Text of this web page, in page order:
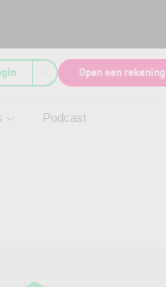
Podcast
Open een rekening